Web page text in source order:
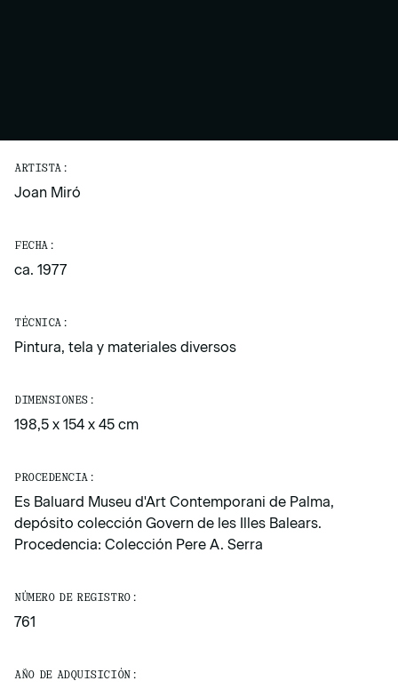
ARTISTA:
Joan Miró
FECHA:
ca. 1977
TÉCNICA:
Pintura, tela y materiales diversos
DIMENSIONES:
198,5 x 154 x 45 cm
PROCEDENCIA:
Es Baluard Museu d'Art Contemporani de Palma,
depósito colección Govern de les Illes Balears.
Procedencia: Colección Pere A. Serra
NÚMERO DE REGISTRO:
761
AÑO DE ADQUISICIÓN: